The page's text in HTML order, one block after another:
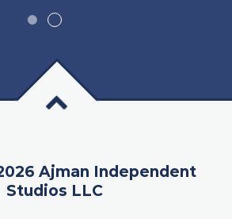
Ajman Independent
Studios LLC